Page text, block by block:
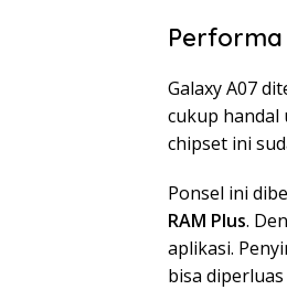
Galaxy A07
cukup
chipset ini
Ponsel ini
RAM Plus.
aplikasi.
bisa